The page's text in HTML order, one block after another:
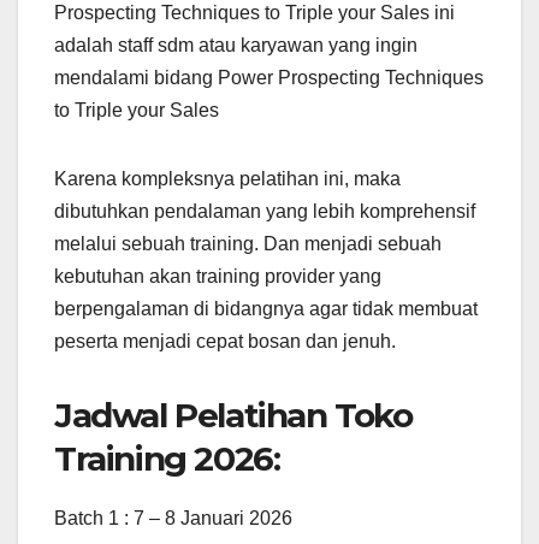
Prospecting Techniques to Triple your Sales ini
adalah staff sdm atau karyawan yang ingin
mendalami bidang Power Prospecting Techniques
to Triple your Sales
Karena kompleksnya pelatihan ini, maka
dibutuhkan pendalaman yang lebih komprehensif
melalui sebuah training. Dan menjadi sebuah
kebutuhan akan training provider yang
berpengalaman di bidangnya agar tidak membuat
peserta menjadi cepat bosan dan jenuh.
Jadwal Pelatihan Toko
Training 2026:
Batch 1 : 7 – 8 Januari 2026